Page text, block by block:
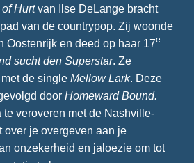
Hurtvan Ilse DeLange bracht
van de countrypop. Zij woonde
Oostenrijk en deed op haar 17e
sucht den Superstar. Ze
de single Mellow Lark. Deze
door Homeward Bound.
veroveren met de Nashville-
over je overgeven aan je
onzekerheid en jaloezie om tot